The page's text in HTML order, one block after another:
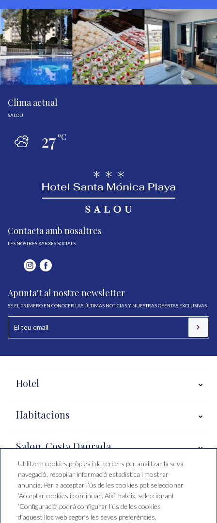
Clima actual
SALOU
27ºC
Contacta amb nosaltres
LES NOSTRES XARXES SOCIALS
Apunta't al nostre newsletter
SÉ EL PRIMERO EN CONOCER LAS ÚLTIMAS NOTICIAS Y NUESTRAS OFERTAS EXCLUSIVAS
Hotel
Habitacions
Salou, Costa Daurada
Condicions de reserva
Utilitzem cookies pròpies i de tercers per analitzar la seva
navegació, recopilar informació estadística i mostrar
anuncis. Per a acceptar l’ús de les cookies pot seleccionar
‘Acceptar cookies i continuar’. Així mateix, seleccionant
‘Configuració’ podrà configurar l’ús de les cookies
d’aquest lloc web segons les seves preferències.